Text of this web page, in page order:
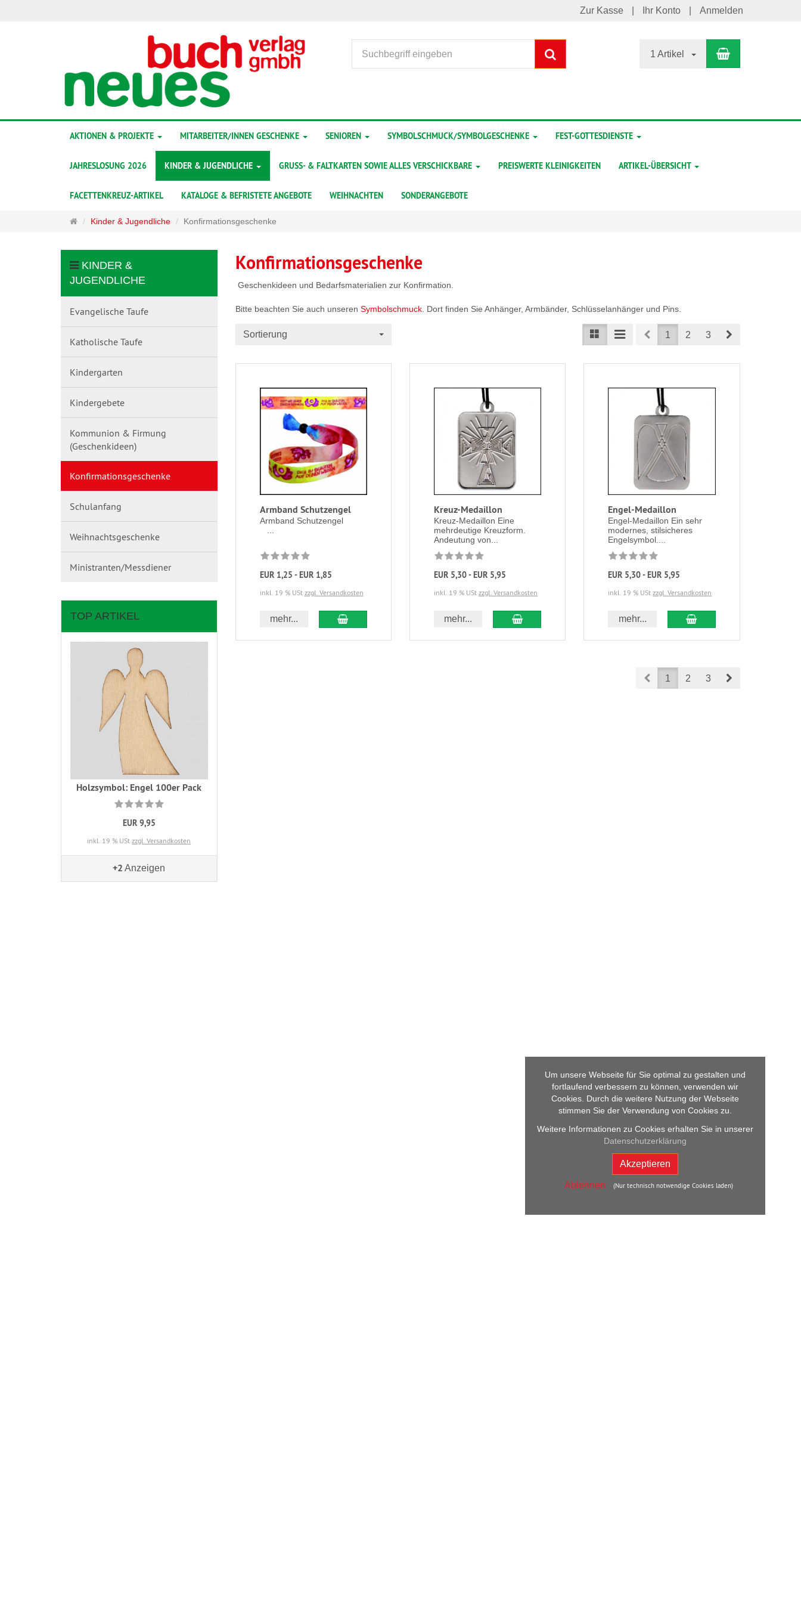
Zur Kasse Ihr Konto Anmelden
1 Artikel Warenkorb
AKTIONEN & PROJEKTE MITARBEITER/INNEN GESCHENKE SENIOREN SYMBOLSCHMUCK/SYMBOLGESCHENKE FEST-GOTTESDIENSTE
JAHRESLOSUNG 2026 KINDER & JUGENDLICHE GRUSS- & FALTKARTEN SOWIE ALLES VERSCHICKBARE PREISWERTE KLEINIGKEITEN ARTIKEL-ÜBERSICHT
FACETTENKREUZ-ARTIKEL KATALOGE & BEFRISTETE ANGEBOTE WEIHNACHTEN SONDERANGEBOTE
Startseite
Kinder & Jugendliche Konfirmationsgeschenke
Konfirmationsgeschenke
Geschenkideen und Bedarfsmaterialien zur Konfirmation.
Bitte beachten Sie auch unseren Symbolschmuck. Dort finden Sie Anhänger, Armbänder, Schlüsselanhänger und Pins.
Sortierung Prev1 2 3 Next
Armband Schutzengel
Armband Schutzengel
EUR 1,25 - EUR 1,85
inkl. 19 % USt zzgl. Versandkosten
mehr...
Kreuz-Medaillon
Kreuz-Medaillon Eine
mehrdeutige Kreuzform.
Andeutung von...
EUR 5,30 - EUR 5,95
inkl. 19 % USt zzgl. Versandkosten
mehr...
Engel-Medaillon
Engel-Medaillon Ein sehr
modernes, stilsicheres
Engelsymbol....
EUR 5,30 - EUR 5,95
inkl. 19 % UStzzgl. Versandkosten
mehr...
Prev1 2 3
KINDER &
JUGENDLICHE
Evangelische Taufe
Katholische Taufe
Kindergarten
Kindergebete
Kommunion & Firmung
(Geschenkideen)
Konfirmationsgeschenke
Schulanfang
Weihnachtsgeschenke
Ministranten/Messdiener
TOP ARTIKEL
Holzsymbol: Engel 100er Pack
EUR 9,95
inkl. 19 % UStzzgl. Versandkosten
+2 Anzeigen
Um unsere Webseite für Sie optimal zu gestalten und
fortlaufend verbessern zu können, verwenden wir
Cookies. Durch die weitere Nutzung der Webseite
stimmen Sie der Verwendung von Cookies zu.
Weitere Informationen zu Cookies erhalten Sie in unserer
Datenschutzerklärung
Akzeptieren
Ablehnen (Nur technisch notwendige Cookies laden)